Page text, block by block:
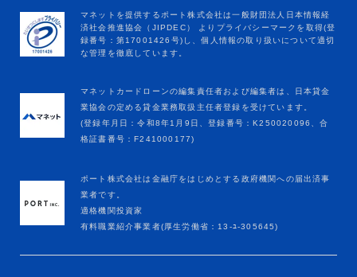
マネットカードローンの編集責任者および編集者は、日本貸金
業協会の定める貸金業務取扱主任者登録を受けています。
(登録年月日：令和8年1月9日、登録番号：K250020096、合
格証書番号：F241000177)
ポート株式会社は金融庁をはじめとする政府機関への届出済事
業者です。
適格機関投資家
有料職業紹介事業者(厚生労働省：13-ﾕ-305645)